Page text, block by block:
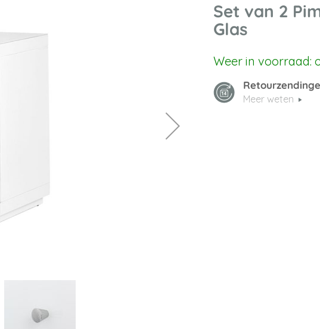
Set van 2
Glas
Weer in voorraad:
Meer weten